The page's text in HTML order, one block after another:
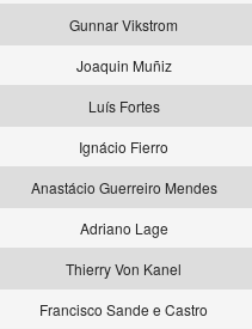
Gunnar Vikstrom
Joaquin Muñiz
Luís Fortes
Ignácio Fierro
Anastácio Guerreiro Mendes
Adriano Lage
Thierry Von Kanel
Francisco Sande e Castro